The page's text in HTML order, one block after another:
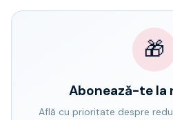
🎁
Abonează-te la
Află cu prioritate despre